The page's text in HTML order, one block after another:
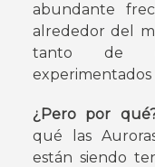
abundante
alrededor del
tanto de
experimentados
¿Pero por
qué las
están siendo